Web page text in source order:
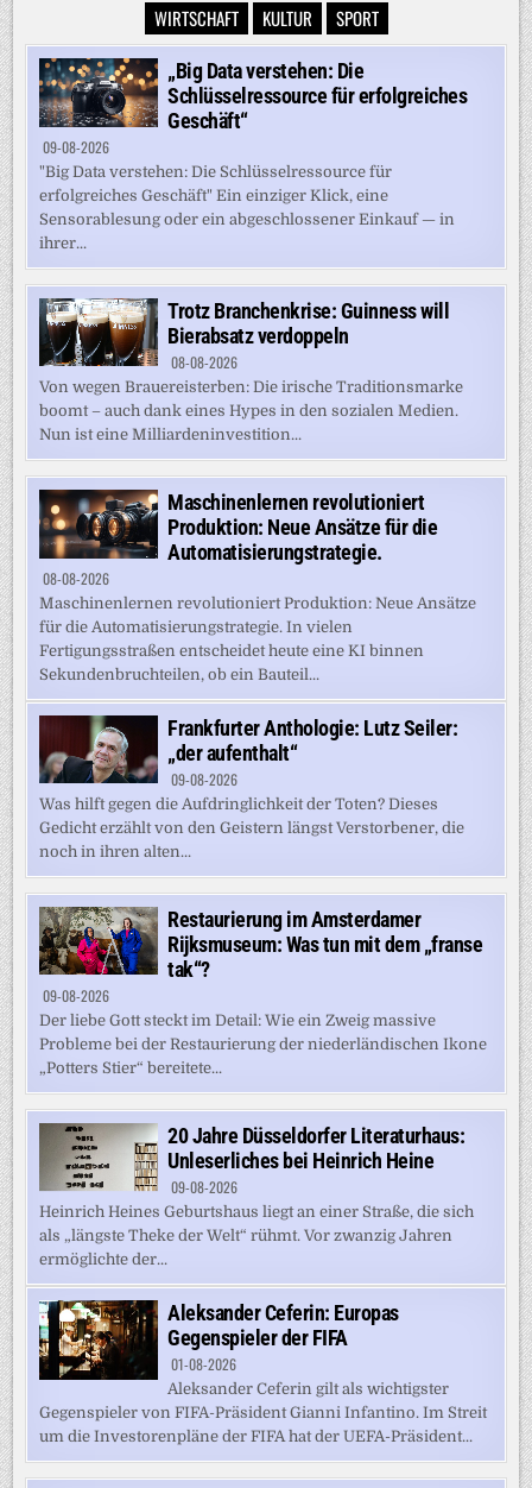
WIRTSCHAFT KULTUR SPORT
„Big Data verstehen: Die
Schlüsselressource für erfolgreiches
Geschäft“
09-08-2026
"Big Data verstehen: Die Schlüsselressource für
erfolgreiches Geschäft" Ein einziger Klick, eine
Sensorablesung oder ein abgeschlossener Einkauf — in
ihrer...
Trotz Branchenkrise: Guinness will
Bierabsatz verdoppeln
08-08-2026
Von wegen Brauereisterben: Die irische Traditionsmarke
boomt – auch dank eines Hypes in den sozialen Medien.
Nun ist eine Milliardeninvestition...
Maschinenlernen revolutioniert
Produktion: Neue Ansätze für die
Automatisierungstrategie.
08-08-2026
Maschinenlernen revolutioniert Produktion: Neue Ansätze
für die Automatisierungstrategie. In vielen
Fertigungsstraßen entscheidet heute eine KI binnen
Sekundenbruchteilen, ob ein Bauteil...
Frankfurter Anthologie: Lutz Seiler:
„der aufenthalt“
09-08-2026
Was hilft gegen die Aufdringlichkeit der Toten? Dieses
Gedicht erzählt von den Geistern längst Verstorbener, die
noch in ihren alten...
Restaurierung im Amsterdamer
Rijksmuseum: Was tun mit dem „franse
tak“?
09-08-2026
Der liebe Gott steckt im Detail: Wie ein Zweig massive
Probleme bei der Restaurierung der niederländischen Ikone
„Potters Stier“ bereitete...
20 Jahre Düsseldorfer Literaturhaus:
Unleserliches bei Heinrich Heine
09-08-2026
Heinrich Heines Geburtshaus liegt an einer Straße, die sich
als „längste Theke der Welt“ rühmt. Vor zwanzig Jahren
ermöglichte der...
Aleksander Ceferin: Europas
Gegenspieler der FIFA
01-08-2026
Aleksander Ceferin gilt als wichtigster
Gegenspieler von FIFA-Präsident Gianni Infantino. Im Streit
um die Investorenpläne der FIFA hat der UEFA-Präsident...